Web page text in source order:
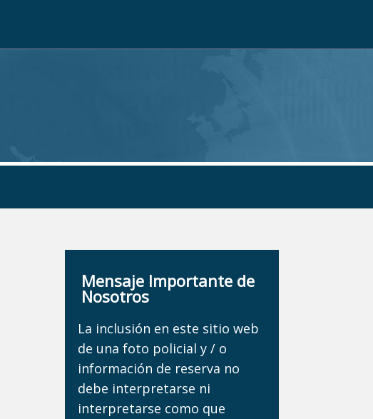
Mensaje Importante de
Nosotros
La inclusión en este sitio web
de una foto policial y / o
información de reserva no
debe interpretarse ni
interpretarse como que